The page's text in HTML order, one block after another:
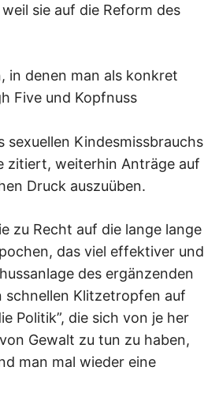
sie auf die Reform des
in denen man als konkret
Five und Kopfnuss
Kindesmissbrauchs
zitiert, weiterhin Anträge auf
Druck auszuüben.
zu Recht auf die lange lange
das viel effektiver und
des ergänzenden
schnellen Klitzetropfen auf
Politik”, die sich von je her
Gewalt zu tun zu haben,
man mal wieder eine